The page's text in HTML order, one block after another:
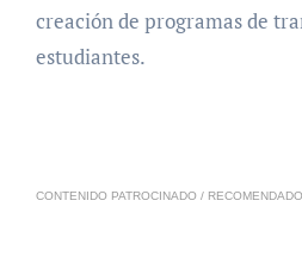
creación de programas de
estudiantes.
CONTENIDO PATROCINADO /